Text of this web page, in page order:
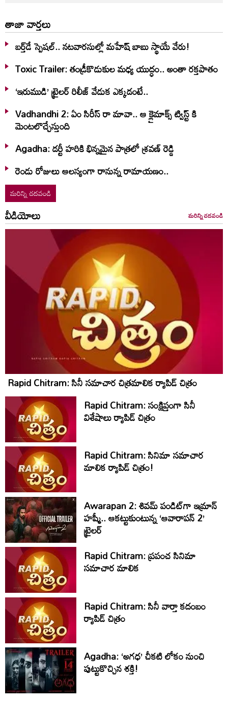
తాజా వార్తలు
బర్త్‌‌డే స్పెషల్.. నటవారసుల్లో మహేష్ బాబు స్థాయే వేరు!
Toxic Trailer: తండ్రీకొడుకుల మధ్య యుద్ధం.. అంతా రక్తపాతం
‘ఇరుముడి’ ట్రైలర్ రిలీజ్ వేడుక ఎక్కడంటే..
Vadhandhi 2: ఏం సిరీస్ రా మావా.. ఆ క్లైమాక్స్ ట్విస్ట్ కి
మెంటలొచ్చేస్తుంది
Agadha: డర్టీ హరికి భిన్నమైన పాత్రలో శ్రవణ్‌ రెడ్డి
రెండు రోజులు ఆలస్యంగా రానున్న రామాయణం..
మరిన్ని చదవండి
వీడియోలు మరిన్ని చదవండి
Rapid Chitram: సినీ సమాచార చిత్రమాలిక ర్యాపిడ్‌ చిత్రం
Rapid Chitram: సంక్షిప్తంగా సినీ
విశేషాలు ర్యాపిడ్ చిత్రం
Rapid Chitram: సినిమా సమాచార
మాలిక ర్యాపిడ్ చిత్రం!
Awarapan 2: శివమ్ పండిట్‌గా ఇమ్రాన్
హష్మీ.. ఆకట్టుకుంటున్న ‘ఆవారాపన్ 2’
ట్రైలర్
Rapid Chitram: ప్రపంచ సినిమా
సమాచార మాలిక
Rapid Chitram: సినీ వార్తా కదంబం
ర్యాపిడ్ చిత్రం
Agadha: ‘అగధ’ చీకటి లోకం నుంచి
పుట్టుకొచ్చిన శక్తి!